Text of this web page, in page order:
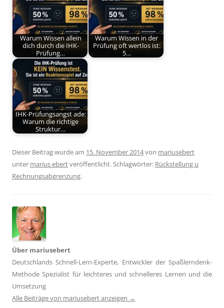
Warum Wissen allein
dich durch die IHK-
Prüfung…
Warum Wissen in der
Prüfung oft wertlos ist:
5…
IHK-Prüfungsangst ade:
Warum die richtige
Struktur…
Dieser Beitrag wurde am 15. November 2014von mariusebert
unter marius ebertveröffentlicht. Schlagwörter: Rückstellung u
Rechnungsabgrenzung.
Über mariusebert
Deutschlands Schnell-Lern-Experte, Entwickler der Spaßlerndenk-
Methode Spezialist für leichteres und schnelleres Lernen und die
Umsetzung
Alle Beiträge von mariusebert anzeigen →